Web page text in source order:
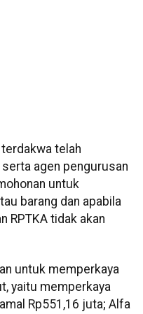
telah
agen pengurusan
untuk
barang dan apabila
RPTKA tidak akan
untuk memperkaya
yaitu memperkaya
Rp551,16 juta; Alfa